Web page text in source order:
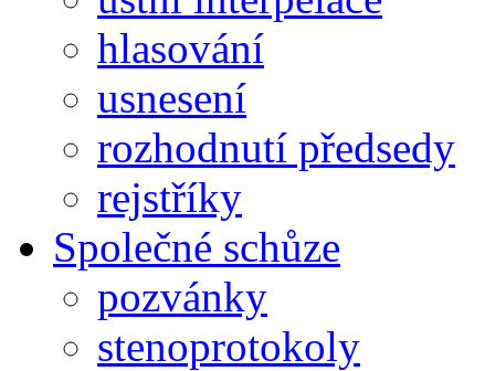
hlasování
usnesení
rozhodnutí předsedy
rejstříky
Společné schůze
pozvánky
stenoprotokoly